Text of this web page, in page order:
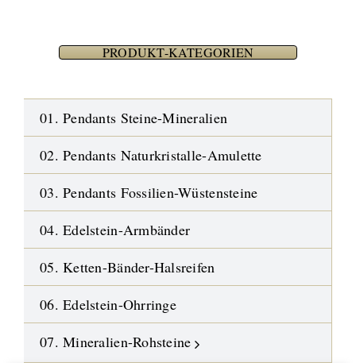
PRODUKT-KATEGORIEN
01. Pendants Steine-Mineralien
02. Pendants Naturkristalle-Amulette
03. Pendants Fossilien-Wüstensteine
04. Edelstein-Armbänder
05. Ketten-Bänder-Halsreifen
06. Edelstein-Ohrringe
07. Mineralien-Rohsteine